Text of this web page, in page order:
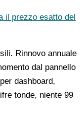
il prezzo esatto del
Rinnovo annuale
dal pannello
dashboard,
tonde, niente 99